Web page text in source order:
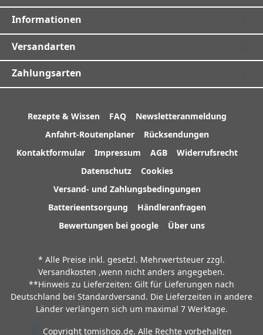
Informationen
Versandarten
Zahlungsarten
Rezepte & Wissen FAQ
Newsletteranmeldung
Anfahrt-Routenplaner
Rücksendungen
Kontaktformular
Impressum AGB
Widerrufsrecht
Datenschutz
Cookies
Versand- und Zahlungsbedingungen
Batterieentsorgung
Händleranfragen
Bewertungen bei google
Über uns
* Alle Preise inkl. gesetzl. Mehrwertsteuer zzgl.
Versandkosten ,wenn nicht anders angegeben.
**Hinweis zu Lieferzeiten: Gilt für Lieferungen nach
Deutschland bei Standardversand. Die Lieferzeiten in andere
Länder verlängern sich um maximal 7 Werktage.
Copyright tomishop.de. Alle Rechte vorbehalten